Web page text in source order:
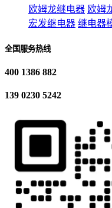
欧姆龙继电器 欧姆
宏发继电器 继电器
全国服务热线
400 1386 882
139 0230 5242